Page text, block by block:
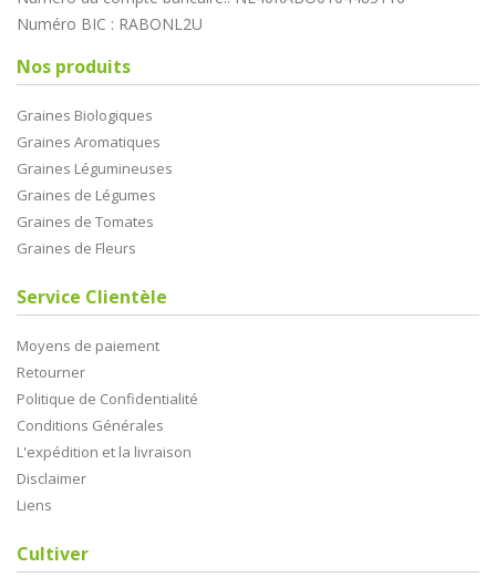
Numéro BIC : RABONL2U
Nos produits
Graines Biologiques
Graines Aromatiques
Graines Légumineuses
Graines de Légumes
Graines de Tomates
Graines de Fleurs
Service Clientèle
Moyens de paiement
Retourner
Politique de Confidentialité
Conditions Générales
L'expédition et la livraison
Disclaimer
Liens
Cultiver